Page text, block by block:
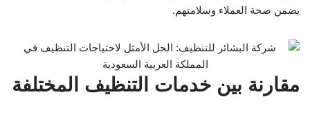
يضمن صحة العملاء وسلامتهم.
مقارنة بين خدمات التنظيف المختلفة